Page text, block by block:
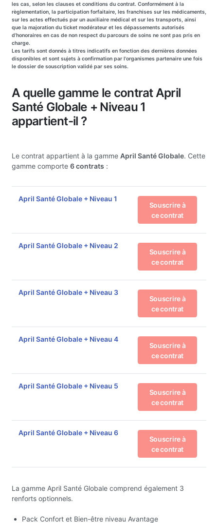
les cas, selon les clauses et conditions du contrat. Conformément à la
règlementation, la participation forfaitaire, les franchises sur les médicaments,
sur les actes effectués par un auxiliaire médical et sur les transports, ainsi
que la majoration du ticket modérateur et les dépassements autorisés
d’honoraires en cas de non respect du parcours de soins ne sont pas pris en
charge.
Les tarifs sont donnés à titres indicatifs en fonction des dernières données
disponibles et sont sujets à confirmation par l'organismes partenaire une fois
le dossier de souscription validé par ses soins.
A quelle gamme le contrat April
Santé Globale + Niveau 1
appartient-il ?
Le contrat appartient à la gamme April Santé Globale. Cette
gamme comporte 6 contrats :
April Santé Globale + Niveau 1
Souscrire à
ce contrat
April Santé Globale + Niveau 2
Souscrire à
ce contrat
April Santé Globale + Niveau 3
Souscrire à
ce contrat
April Santé Globale + Niveau 4
Souscrire à
ce contrat
April Santé Globale + Niveau 5
Souscrire à
ce contrat
April Santé Globale + Niveau 6
Souscrire à
ce contrat
La gamme April Santé Globale comprend également 3
renforts optionnels.
Pack Confort et Bien-être niveau Avantage